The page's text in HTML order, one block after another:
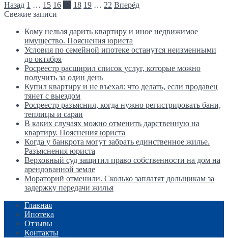
Назад 1 … 15 16 18 19 … 22 Вперёд
Свежие записи
Кому нельзя дарить квартиру и иное недвижимое
имущество. Пояснения юриста
Условия по семейной ипотеке останутся неизменными
до октября
Росреестр расширил список услуг, которые можно
получить за один день
Купил квартиру и не въехал: что делать, если продавец
тянет с выездом
Росреестр разъяснил, когда нужно регистрировать бани,
теплицы и сараи
В каких случаях можно отменить дарственную на
квартиру. Пояснения юриста
Когда у банкрота могут забрать единственное жилье.
Разъяснения юриста
Верховный суд защитил право собственности на дом на
арендованной земле
Мораторий отменили. Сколько заплатят дольщикам за
задержку передачи жилья
Главная
Ипотека
Отзывы
Контакты